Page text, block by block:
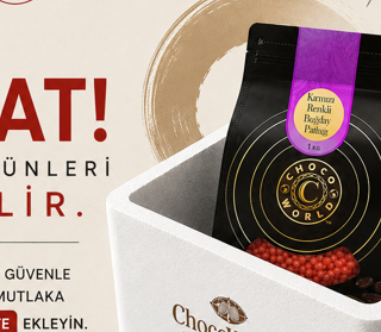
Sepete Ekle
kullanıcı hataları vb. durumlar